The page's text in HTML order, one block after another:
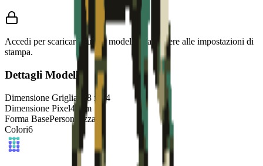
Accedi per scaricare questo modello e accedere alle impostazioni di
stampa.
Dettagli Modello
Dimensione Griglia 128 x
94
Dimensione Pixel4 mm
Forma BasePersonalizzata
Colori6